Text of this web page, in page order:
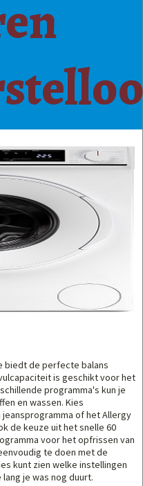
biedt de perfecte balans
is geschikt voor het
programma's kun je
en wassen. Kies
of het Allergy
de keuze uit het snelle 60
voor het opfrissen van
te doen met de
kunt zien welke instellingen
je was nog duurt.